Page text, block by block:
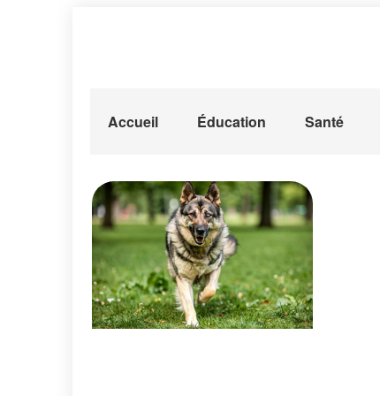
Accueil Éducation Santé